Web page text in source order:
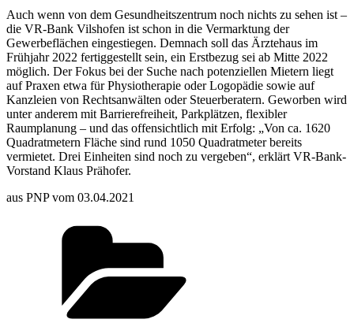
Auch wenn von dem Gesundheitszentrum noch nichts zu sehen ist –
die VR-Bank Vilshofen ist schon in die Vermarktung der
Gewerbeflächen eingestiegen. Demnach soll das Ärztehaus im
Frühjahr 2022 fertiggestellt sein, ein Erstbezug sei ab Mitte 2022
möglich. Der Fokus bei der Suche nach potenziellen Mietern liegt
auf Praxen etwa für Physiotherapie oder Logopädie sowie auf
Kanzleien von Rechtsanwälten oder Steuerberatern. Geworben wird
unter anderem mit Barrierefreiheit, Parkplätzen, flexibler
Raumplanung – und das offensichtlich mit Erfolg: „Von ca. 1620
Quadratmetern Fläche sind rund 1050 Quadratmeter bereits
vermietet. Drei Einheiten sind noch zu vergeben“, erklärt VR-Bank-
Vorstand Klaus Prähofer.
aus PNP vom 03.04.2021